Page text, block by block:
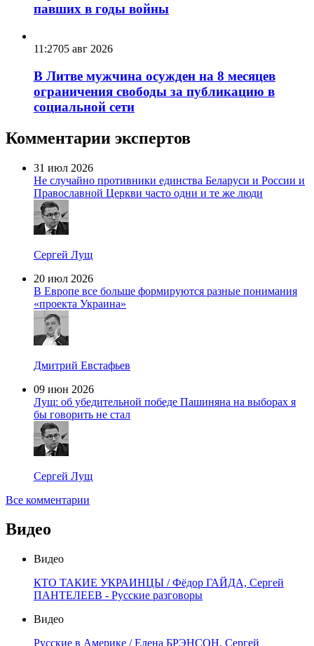
павших в годы войны
11:2705 авг 2026
В Литве мужчина осужден на 8 месяцев
ограничения свободы за публикацию в
социальной сети
Комментарии экспертов
31 июл 2026
Не случайно противники единства Беларуси и России и
Православной Церкви часто одни и те же люди
Сергей Лущ
20 июл 2026
В Европе все больше формируются разные понимания
«проекта Украина»
Дмитрий Евстафьев
09 июн 2026
Лущ: об убедительной победе Пашиняна на выборах я
бы говорить не стал
Сергей Лущ
Все комментарии
Видео
Видео
КТО ТАКИЕ УКРАИНЦЫ / Фёдор ГАЙДА, Сергей
ПАНТЕЛЕЕВ - Русские разговоры
Видео
Русские в Америке / Елена БРЭНСОН, Сергей